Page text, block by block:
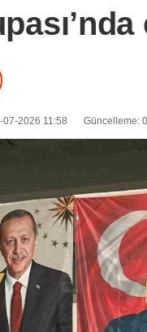
07-2026 11:58 Güncelleme: